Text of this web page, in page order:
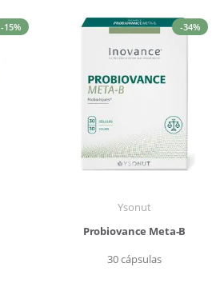
-15% -34%
Ysonut
Probiovance Meta-B
30 cápsulas